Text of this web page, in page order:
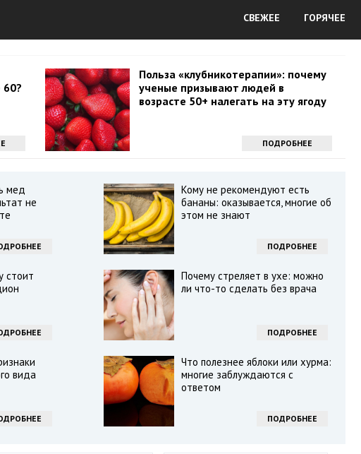
СВЕЖЕЕ ГОРЯЧЕЕ
60?
Польза «клубникотерапии»: почему
ученые призывают людей в
возрасте 50+ налегать на эту ягоду
ПОДРОБНЕЕ
мед
не
Кому не рекомендуют есть
бананы: оказывается, многие об
этом не знают
ПОДРОБНЕЕ
стоит
Почему стреляет в ухе: можно
ли что-то сделать без врача
ПОДРОБНЕЕ
вида
Что полезнее яблоки или хурма:
многие заблуждаются с
ответом
ПОДРОБНЕЕ